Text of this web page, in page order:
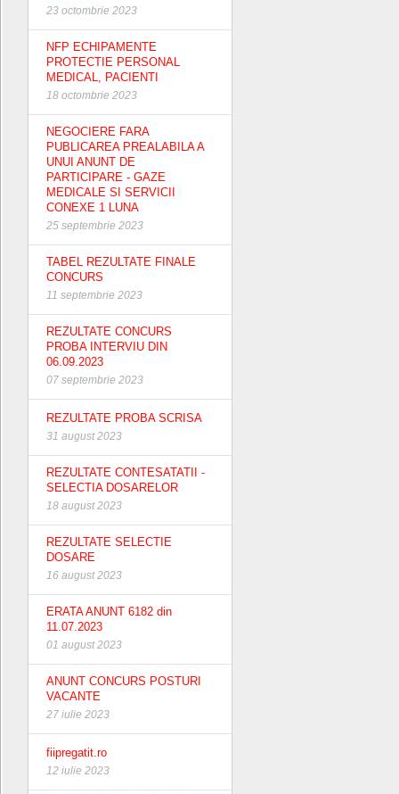
23 octombrie 2023
NFP ECHIPAMENTE
PROTECTIE PERSONAL
MEDICAL, PACIENTI
18 octombrie 2023
NEGOCIERE FARA
PUBLICAREA PREALABILA A
UNUI ANUNT DE
PARTICIPARE - GAZE
MEDICALE SI SERVICII
CONEXE 1 LUNA
25 septembrie 2023
TABEL REZULTATE FINALE
CONCURS
11 septembrie 2023
REZULTATE CONCURS
PROBA INTERVIU DIN
06.09.2023
07 septembrie 2023
REZULTATE PROBA SCRISA
31 august 2023
REZULTATE CONTESATATII -
SELECTIA DOSARELOR
18 august 2023
REZULTATE SELECTIE
DOSARE
16 august 2023
ERATA ANUNT 6182 din
11.07.2023
01 august 2023
ANUNT CONCURS POSTURI
VACANTE
27 iulie 2023
fiipregatit.ro
12 iulie 2023